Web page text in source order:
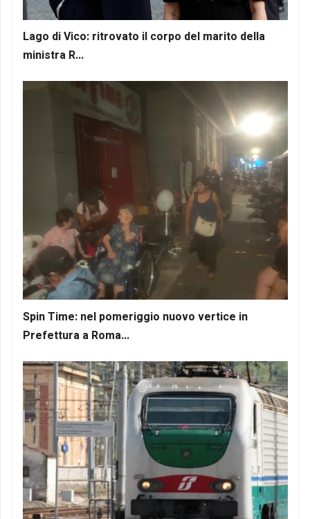
Lago di Vico: ritrovato il corpo del marito della
ministra R...
Spin Time: nel pomeriggio nuovo vertice in
Prefettura a Roma...